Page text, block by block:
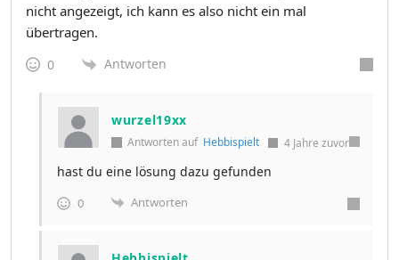
nicht angezeigt, ich kann es also nicht ein mal
übertragen.
0 Antworten
wurzel19xx
Antworten auf Hebbispielt 4 Jahre zuvor
hast du eine lösung dazu gefunden
0 Antworten